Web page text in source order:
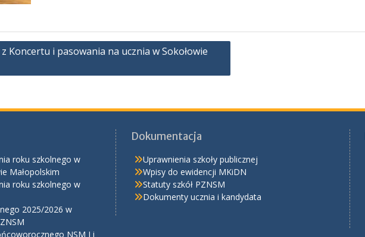
Koncertu i pasowania na ucznia w Sokołowie
roku szkolnego w
Małopolskim
roku szkolnego w
2025/2026 w
NSM I i
Dokumentacja
Uprawnienia szkoły publicznej
Wpisy do ewidencji MKiDN
Statuty szkół PZNSM
Dokumenty ucznia i kandydata